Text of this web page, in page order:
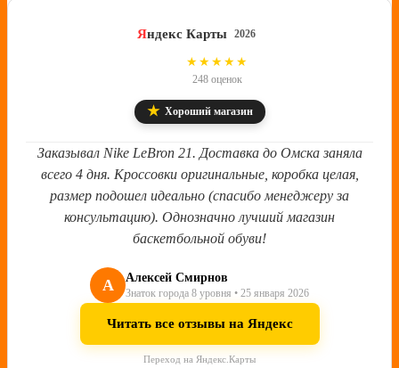
Яндекс Карты 2026
★★★★★
248 оценок
★ Хороший магазин
Заказывал Nike LeBron 21. Доставка до Омска заняла
всего 4 дня. Кроссовки оригинальные, коробка целая,
размер подошел идеально (спасибо менеджеру за
консультацию). Однозначно лучший магазин
баскетбольной обуви!
А Алексей Смирнов
Знаток города 8 уровня • 25 января 2026
Читать все отзывы на Яндекс
Переход на Яндекс.Карты